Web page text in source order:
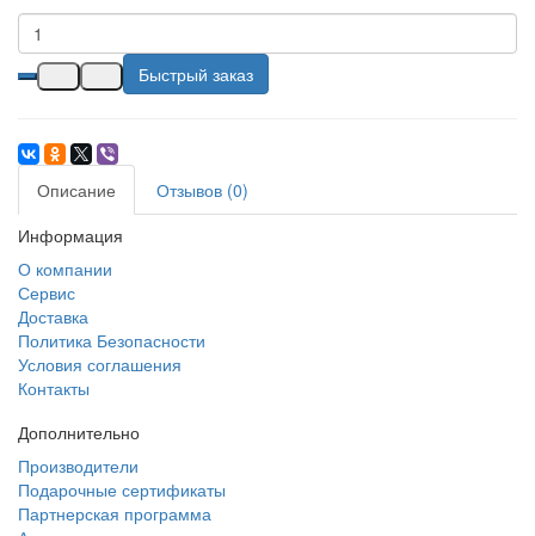
Быстрый заказ
Описание
Отзывов (0)
Информация
О компании
Сервис
Доставка
Политика Безопасности
Условия соглашения
Контакты
Дополнительно
Производители
Подарочные сертификаты
Партнерская программа